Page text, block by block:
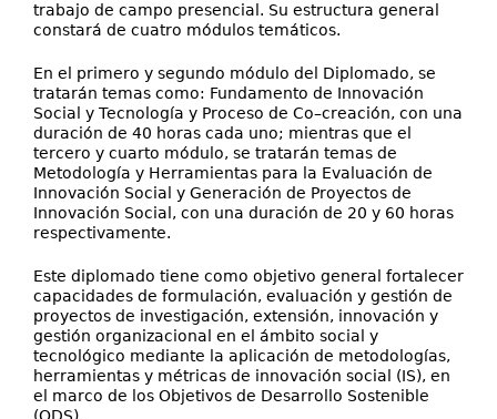
trabajo de campo presencial. Su estructura general
constará de cuatro módulos temáticos.
En el primero y segundo módulo del Diplomado, se
tratarán temas como: Fundamento de Innovación
Social y Tecnología y Proceso de Co–creación, con una
duración de 40 horas cada uno; mientras que el
tercero y cuarto módulo, se tratarán temas de
Metodología y Herramientas para la Evaluación de
Innovación Social y Generación de Proyectos de
Innovación Social, con una duración de 20 y 60 horas
respectivamente.
Este diplomado tiene como objetivo general fortalecer
capacidades de formulación, evaluación y gestión de
proyectos de investigación, extensión, innovación y
gestión organizacional en el ámbito social y
tecnológico mediante la aplicación de metodologías,
herramientas y métricas de innovación social (IS), en
el marco de los Objetivos de Desarrollo Sostenible